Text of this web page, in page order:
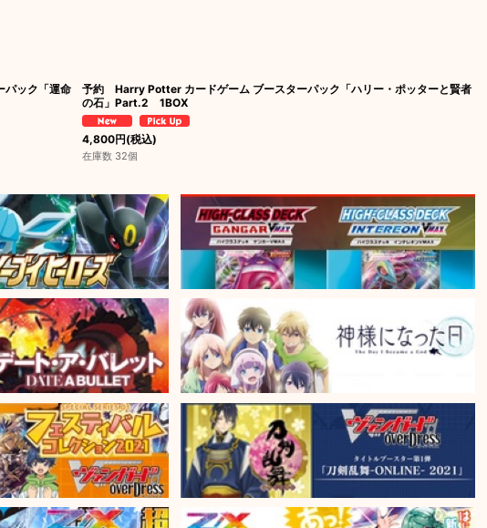
パック「運命
予約 Harry Potter カードゲーム ブースターパック「ハリー・ポッターと賢者
の石」Part.2 1BOX
4,800円(税込)
在庫数 32個